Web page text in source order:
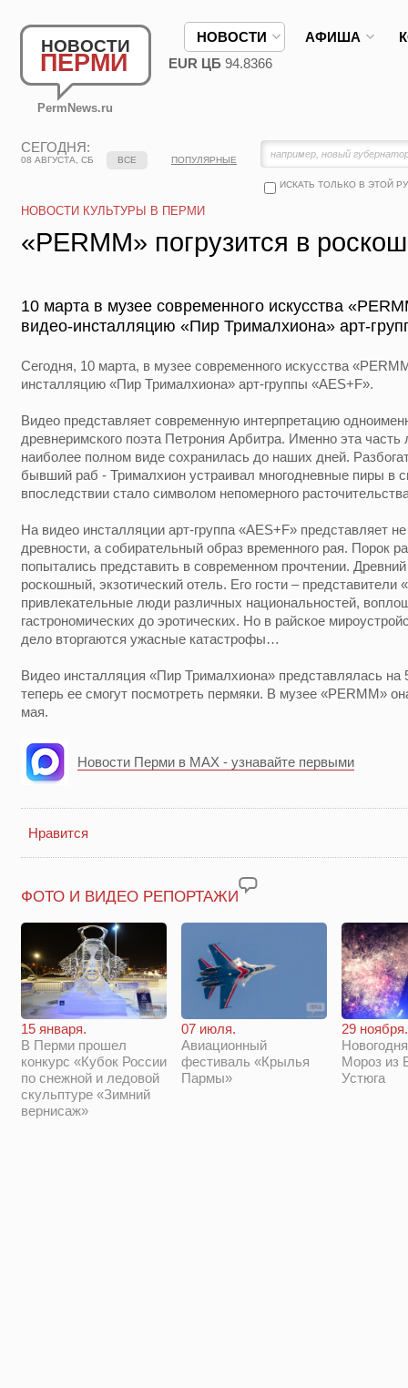
НОВОСТИ
ПЕРМИ
PermNews.ru
НОВОСТИ АФИША
EUR ЦБ 94.8366
СЕГОДНЯ:
08 АВГУСТА, СБ
ИСКАТЬ ТОЛЬКО В ЭТОЙ
ВСЕ ПОПУЛЯРНЫЕ
НОВОСТИ КУЛЬТУРЫ В ПЕРМИ
«PERMM» погрузится в
10 марта в музее современного искусства
видео-инсталляцию «Пир Трималхиона» арт-
Сегодня, 10 марта, в музее современного искусства
инсталляцию «Пир Трималхиона» арт-группы «AES+F».
Видео представляет современную интерпретацию
древнеримского поэта Петрония Арбитра. Именно эта часть
наиболее полном виде сохранилась до наших дней.
бывший раб - Трималхион устраивал многодневные пиры в
впоследствии стало символом непомерного
На видео инсталляции арт-группа «AES+F» представляет
древности, а собирательный образ временного рая. Порок
попытались представить в современном прочтении.
роскошный, экзотический отель. Его гости – представители
привлекательные люди различных национальностей,
гастрономических до эротических. Но в райское
дело вторгаются ужасные катастрофы…
Видео инсталляция «Пир Трималхиона» представлялась на
теперь ее смогут посмотреть пермяки. В музее «PERMM»
мая.
Новости Перми в MAX - узнавайте первыми
Нравится
ФОТО И ВИДЕО РЕПОРТАЖИ
15 января.
В Перми прошел
конкурс «Кубок России
по снежной и ледовой
скульптуре «Зимний
вернисаж»
07 июля.
Авиационный
фестиваль «Крылья
Пармы»
29 ноября.
Мороз из
Устюга